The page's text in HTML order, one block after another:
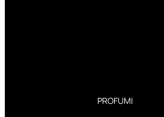
PROFUMI